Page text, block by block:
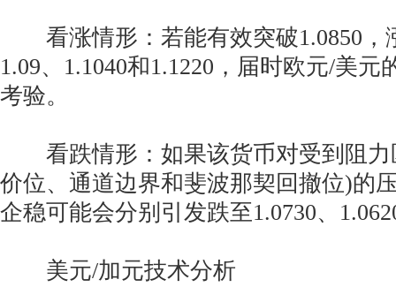
看涨情形：若能有效突破1.0850，
1.09、1.1040和1.1220，届时欧元/美元
考验。
看跌情形：如果该货币对受到阻力
价位、通道边界和斐波那契回撤位)的
企稳可能会分别引发跌至1.0730、
美元/加元技术分析